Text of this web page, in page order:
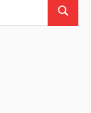
Suchen